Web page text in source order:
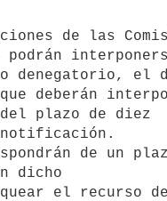
denegatorio, el
deberán
plazo de diez
dicho
el recurso